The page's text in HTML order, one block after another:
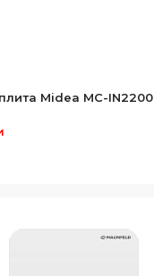
Midea MC-IN2200